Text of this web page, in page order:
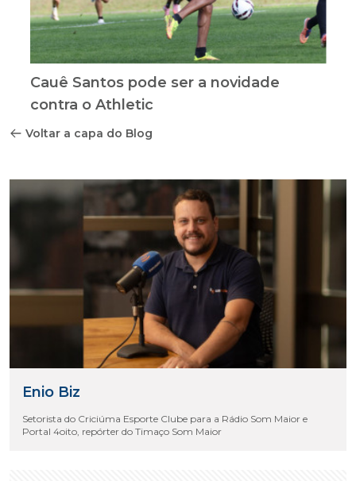
Cauê Santos pode ser a novidade
contra o Athletic
Voltar a capa do Blog
Enio Biz
Setorista do Criciúma Esporte Clube para a Rádio Som Maior e
Portal 4oito, repórter do Timaço Som Maior